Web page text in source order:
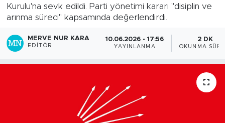
Kurulu'na sevk edildi. Parti yönetimi kararı "disiplin ve
arınma süreci" kapsamında değerlendirdi.
MERVE NUR KARA
EDITÖR
10.06.2026 - 17:56
YAYINLANMA
2 DK
OKUNMA
Tüm Manşetler
Son Dakika Haberleri